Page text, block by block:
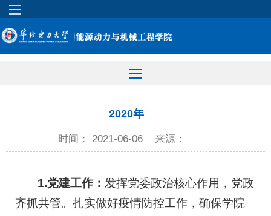
2020年
时间： 2021-06-06 来源：
1.党建工作： 发挥党委政治核心作用，党政
齐抓共管。扎实做好疫情防控工作，确保学院